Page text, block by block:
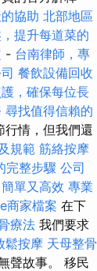
協助 北部地區
提升每道菜的
- 台南律師，專
餐飲設備回收
，確保每位長
尋找值得信賴的
行情，但我們還
規範 筋絡按摩
完整步驟 公司
單又高效 專業
商家檔案 在下
療法 我們要求
鬆按摩 天母整骨
聲故事。 移民